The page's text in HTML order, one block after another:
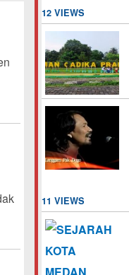
12 VIEWS
11 VIEWS